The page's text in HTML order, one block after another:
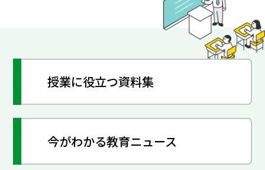
授業に役立つ資料集
今がわかる教育ニュース